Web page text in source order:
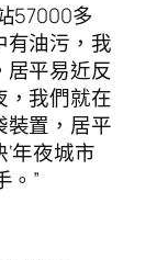
57000多
有油污，我
居平易近反
，我們就在
裝置，居平
年夜城市
。”